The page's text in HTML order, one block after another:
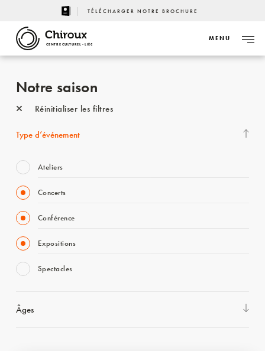
TÉLÉCHARGER NOTRE BROCHURE
CENTRE CULTUREL - LIÈGE
MENU
Notre saison
Réinitialiser les filtres
Type d’événement
Ateliers
Concerts
Conférence
Expositions
Spectacles
Âges